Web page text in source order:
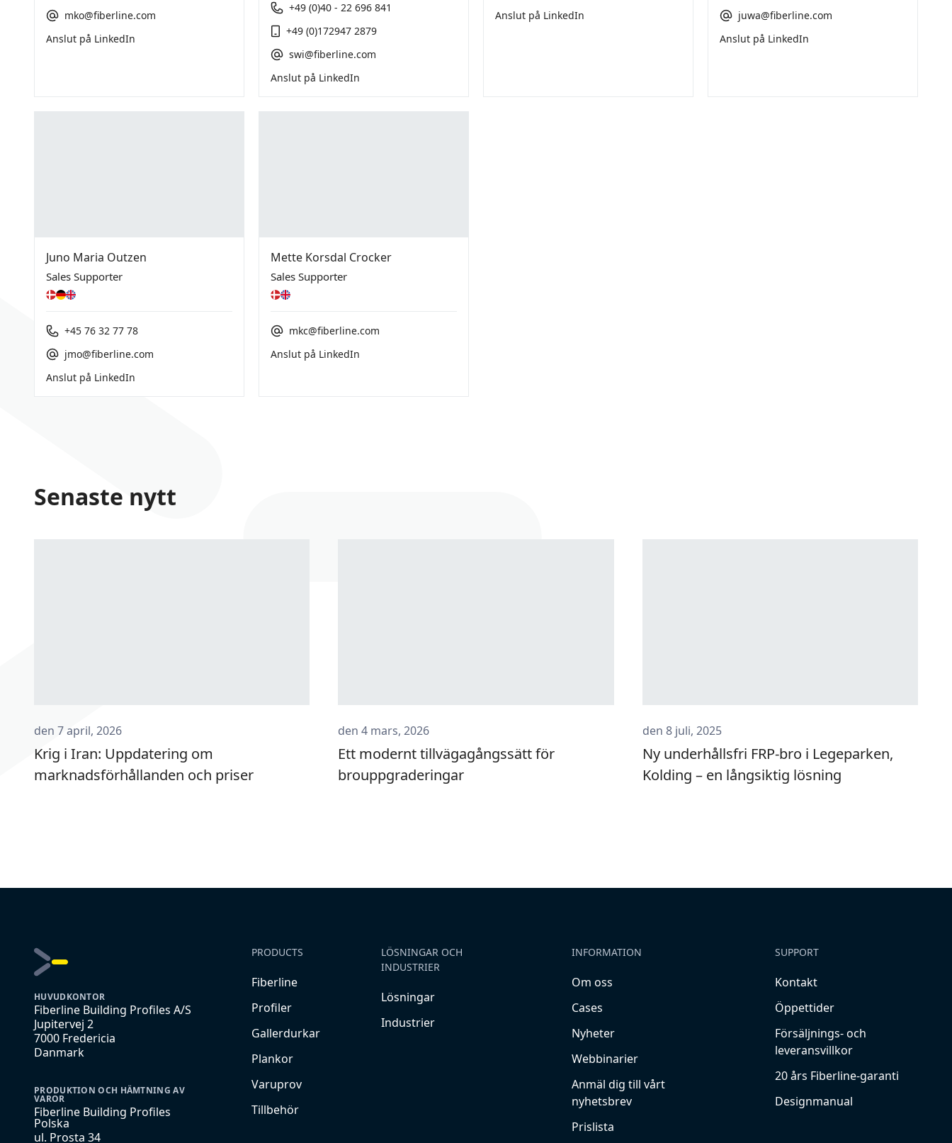
mko@fiberline.com
Anslut på LinkedIn
+49 (0)40 - 22 696 841
+49 (0)172947 2879
swi@fiberline.com
Anslut på LinkedIn
Anslut på LinkedIn
juwa@fiberline.com
Anslut på LinkedIn
Juno Maria Outzen
Sales Supporter
+45 76 32 77 78
jmo@fiberline.com
Anslut på LinkedIn
Mette Korsdal Crocker
Sales Supporter
mkc@fiberline.com
Anslut på LinkedIn
Senaste nytt
den 7 april, 2026
Krig i Iran: Uppdatering om
marknadsförhållanden och priser
den 4 mars, 2026
Ett modernt tillvägagångssätt för
brouppgraderingar
den 8 juli, 2025
Ny underhållsfri FRP-bro i Legeparken,
Kolding – en långsiktig lösning
HUVUDKONTOR
Fiberline Building Profiles A/S
Jupitervej 2
7000 Fredericia
Danmark
PRODUKTION OCH HÄMTNING AV
VAROR
Fiberline Building Profiles
Polska
ul. Prosta 34
PRODUCTS
Fiberline
Profiler
Gallerdurkar
Plankor
Varuprov
Tillbehör
LÖSNINGAR OCH
INDUSTRIER
Lösningar
Industrier
INFORMATION
Om oss
Cases
Nyheter
Webbinarier
Anmäl dig till vårt
nyhetsbrev
Prislista
SUPPORT
Kontakt
Öppettider
Försäljnings- och
leveransvillkor
20 års Fiberline-garanti
Designmanual